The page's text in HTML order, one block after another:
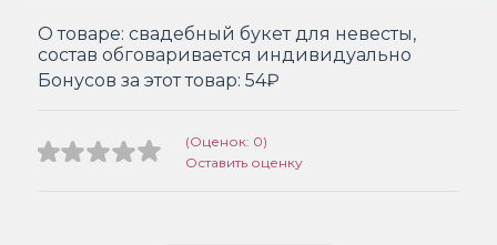
О товаре: свадебный букет для невесты,
состав обговаривается индивидуально
Бонусов за этот товар: 54₽
(Оценок: 0)
Оставить оценку